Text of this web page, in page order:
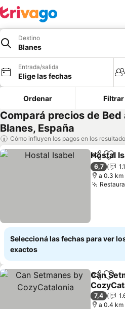
Destino
Blanes
Entrada/salida
Elige las fechas
Ordenar Filtrar
Compará precios de
Blanes, España
Cómo influyen los pagos en los
Hostal
6,7
a 0.3 km
Seleccioná las fechas para ver
exactos
Can
Ver
7,4
a 0.4 km